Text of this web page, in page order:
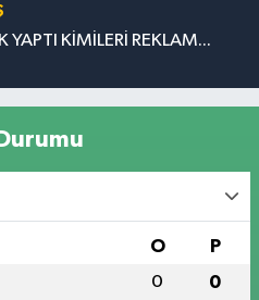
YAPTI KİMİLERİ REKLAM...
O P
0 0